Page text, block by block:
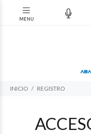
INICIO REGISTRO